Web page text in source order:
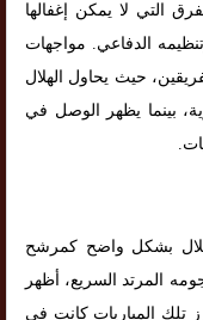
التي لا يمكن إغفالها
الدفاعي. مواجهات
حيث يحاول الهلال
بينما يظهر الوصل في
بشكل واضح كمرشح
المرتد السريع، أظهر
تلك المباريات كانت في